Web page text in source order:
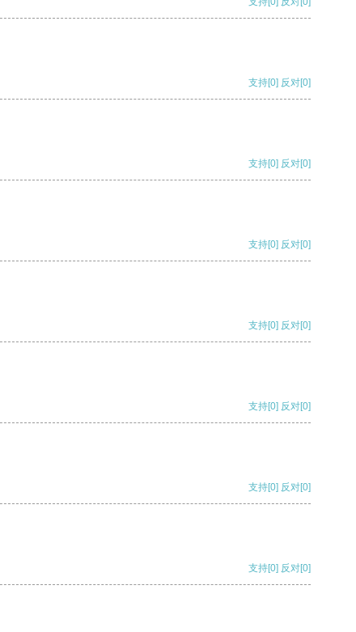
支持[0] 反对[0]
支持[0] 反对[0]
支持[0] 反对[0]
支持[0] 反对[0]
支持[0] 反对[0]
支持[0] 反对[0]
支持[0] 反对[0]